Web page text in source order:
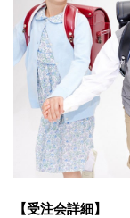
【受注会詳細】